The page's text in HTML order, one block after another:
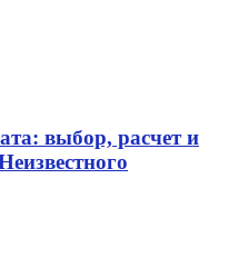
выбор, расчет и